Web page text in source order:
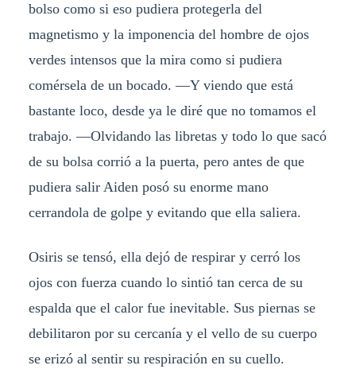
bolso como si eso pudiera protegerla del
magnetismo y la imponencia del hombre de ojos
verdes intensos que la mira como si pudiera
comérsela de un bocado. ―Y viendo que está
bastante loco, desde ya le diré que no tomamos el
trabajo. ―Olvidando las libretas y todo lo que sacó
de su bolsa corrió a la puerta, pero antes de que
pudiera salir Aiden posó su enorme mano
cerrandola de golpe y evitando que ella saliera.
Osiris se tensó, ella dejó de respirar y cerró los
ojos con fuerza cuando lo sintió tan cerca de su
espalda que el calor fue inevitable. Sus piernas se
debilitaron por su cercanía y el vello de su cuerpo
se erizó al sentir su respiración en su cuello.